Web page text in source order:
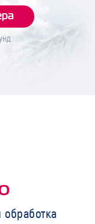
обработка